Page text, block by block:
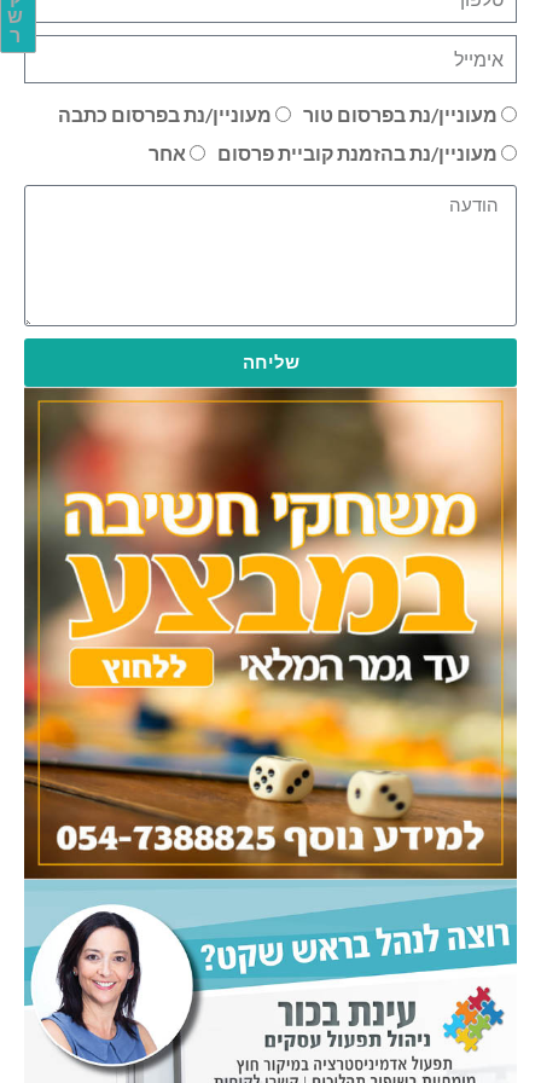
ש
ר
מעוניין/נת בפרסום טור
מעוניין/נת בפרסום כתבה
מעוניין/נת בהזמנת קוביית פרסום
אחר
שליחה